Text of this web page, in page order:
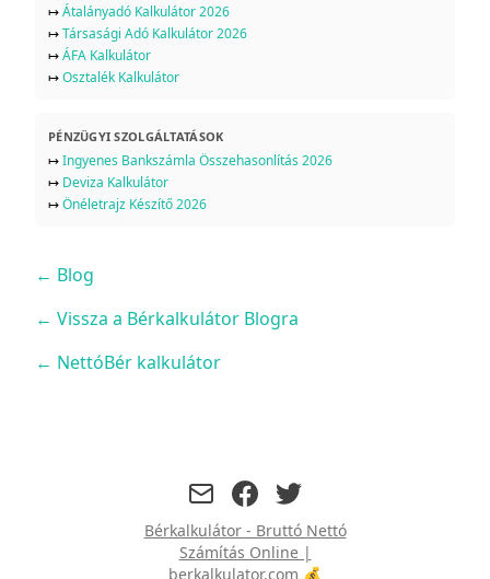
↦Átalányadó Kalkulátor 2026
↦Társasági Adó Kalkulátor 2026
↦ÁFA Kalkulátor
↦Osztalék Kalkulátor
PÉNZÜGYI SZOLGÁLTATÁSOK
↦Ingyenes Bankszámla Összehasonlítás 2026
↦ Deviza Kalkulátor
↦Önéletrajz Készítő 2026
← Blog
← Vissza a Bérkalkulátor Blogra
← NettóBér kalkulátor
facebooktwitter
Bérkalkulátor - Bruttó Nettó
Számítás Online |
berkalkulator.com 💰